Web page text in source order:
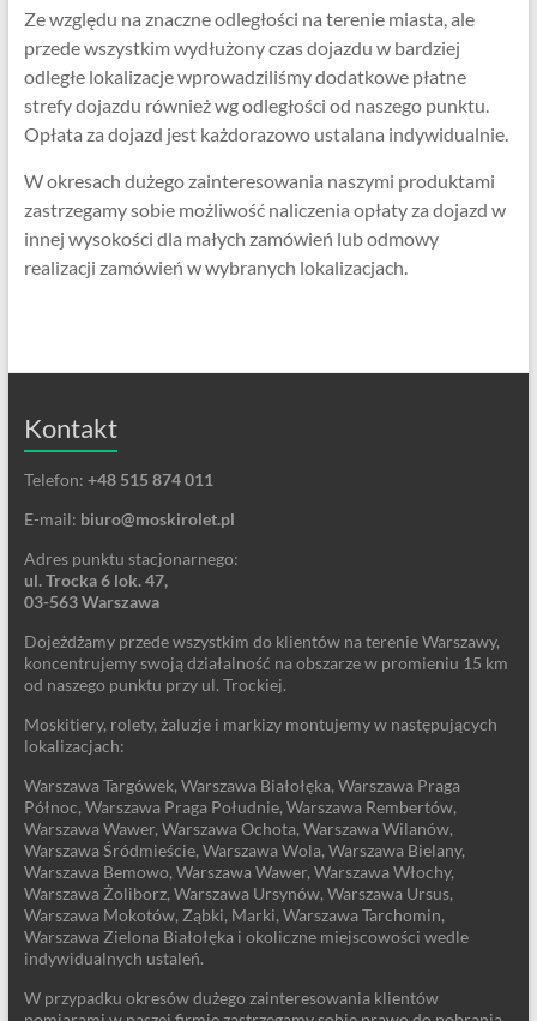
Ze względu na znaczne odległości na terenie miasta, ale
przede wszystkim wydłużony czas dojazdu w bardziej
odległe lokalizacje wprowadziliśmy dodatkowe płatne
strefy dojazdu również wg odległości od naszego punktu.
Opłata za dojazd jest każdorazowo ustalana indywidualnie.
W okresach dużego zainteresowania naszymi produktami
zastrzegamy sobie możliwość naliczenia opłaty za dojazd w
innej wysokości dla małych zamówień lub odmowy
realizacji zamówień w wybranych lokalizacjach.
Kontakt
Telefon: +48 515 874 011
E-mail: biuro@moskirolet.pl
Adres punktu stacjonarnego:
ul. Trocka 6 lok. 47,
03-563 Warszawa
Dojeżdżamy przede wszystkim do klientów na terenie Warszawy,
koncentrujemy swoją działalność na obszarze w promieniu 15 km
od naszego punktu przy ul. Trockiej.
Moskitiery, rolety, żaluzje i markizy montujemy w następujących
lokalizacjach:
Warszawa Targówek, Warszawa Białołęka, Warszawa Praga
Północ, Warszawa Praga Południe, Warszawa Rembertów,
Warszawa Wawer, Warszawa Ochota, Warszawa Wilanów,
Warszawa Śródmieście, Warszawa Wola, Warszawa Bielany,
Warszawa Bemowo, Warszawa Wawer, Warszawa Włochy,
Warszawa Żoliborz, Warszawa Ursynów, Warszawa Ursus,
Warszawa Mokotów, Ząbki, Marki, Warszawa Tarchomin,
Warszawa Zielona Białołęka i okoliczne miejscowości wedle
indywidualnych ustaleń.
W przypadku okresów dużego zainteresowania klientów